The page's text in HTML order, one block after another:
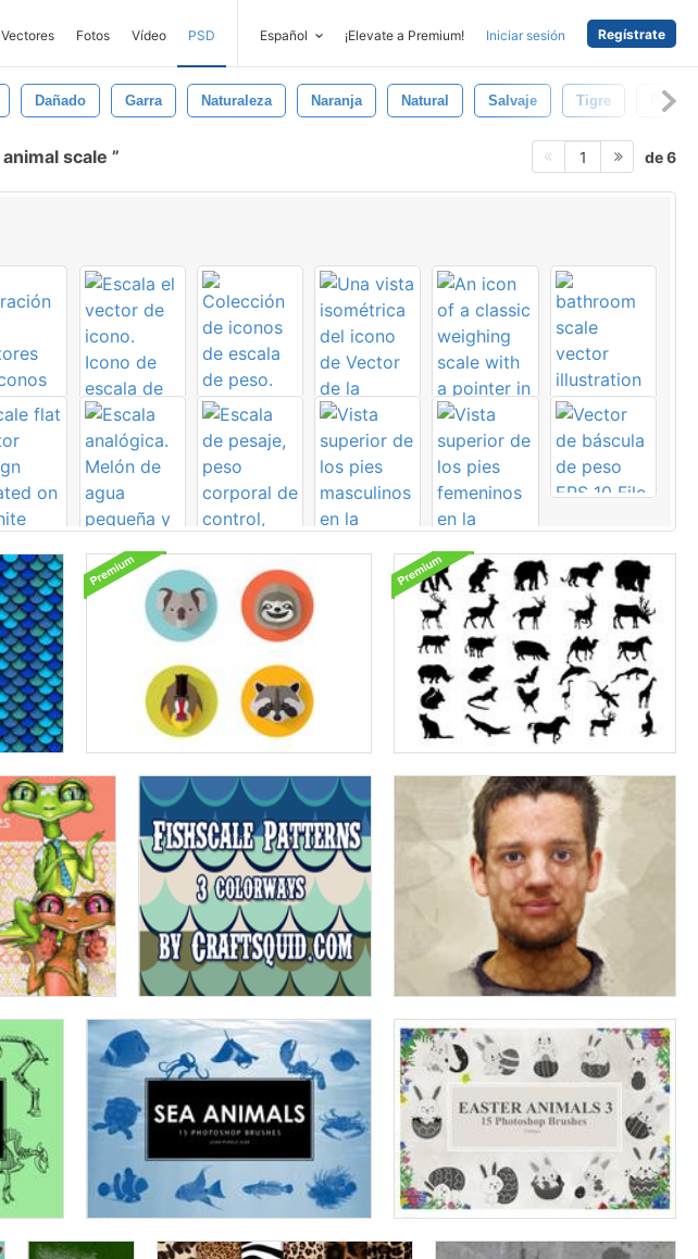
Vectores Fotos Vídeo PSD Español ¡Elevate a Premium! Iniciar sesión Regístrate
Dañado Garra Naturaleza Naranja Natural Salvaje Tigre Papel
animal scale 1 de 6